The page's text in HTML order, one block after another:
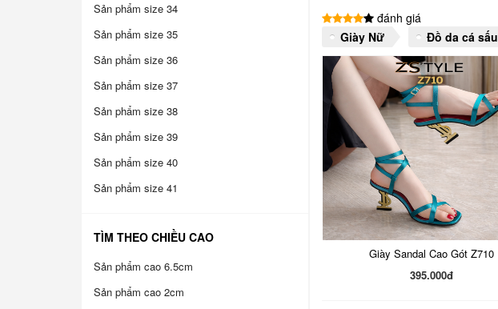
Sản phẩm size 34
Sản phẩm size 35
Sản phẩm size 36
Sản phẩm size 37
Sản phẩm size 38
Sản phẩm size 39
Sản phẩm size 40
Sản phẩm size 41
TÌM THEO CHIỀU CAO
Sản phẩm cao 6.5cm
Sản phẩm cao 2cm
đánh giá
Giày Nữ
Đồ da cá sấu
Giày Sandal Cao Gót Z710
395.000đ